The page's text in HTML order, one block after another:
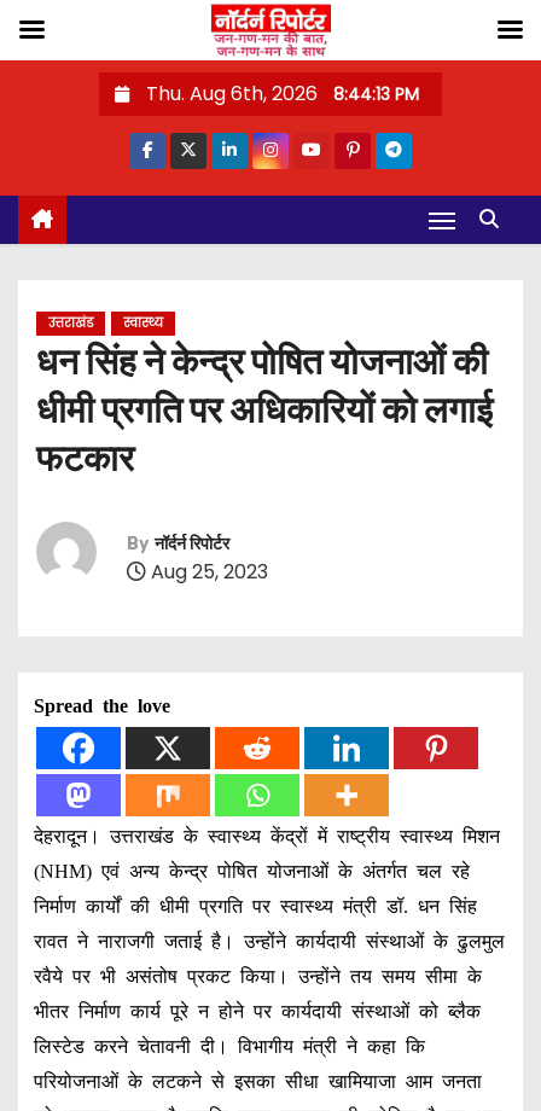
o
Thu. Aug 6th, 2026 8:44:13 PM
उत्तराखंड स्वास्थ्य
धन सिंह ने केन्द्र पोषित योजनाओं की
धीमी प्रगति पर अधिकारियों को लगाई
फटकार
By नॉर्दर्न रिपोर्टर
Aug 25, 2023
Spread the love
देहरादून। उत्तराखंड के स्वास्थ्य केंद्रों में राष्ट्रीय स्वास्थ्य मिशन
(NHM) एवं अन्य केन्द्र पोषित योजनाओं के अंतर्गत चल रहे
निर्माण कार्यों की धीमी प्रगति पर स्वास्थ्य मंत्री डॉ. धन सिंह
रावत ने नाराजगी जताई है। उन्होंने कार्यदायी संस्थाओं के ढुलमुल
रवैये पर भी असंतोष प्रकट किया। उन्होंने तय समय सीमा के
भीतर निर्माण कार्य पूरे न होने पर कार्यदायी संस्थाओं को ब्लैक
लिस्टेड करने चेतावनी दी। विभागीय मंत्री ने कहा कि
परियोजनाओं के लटकने से इसका सीधा खामियाजा आम जनता